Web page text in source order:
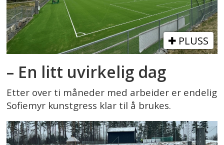
PLUSS
– En litt uvirkelig dag
Etter over ti måneder med arbeider er endelig
Sofiemyr kunstgress klar til å brukes.